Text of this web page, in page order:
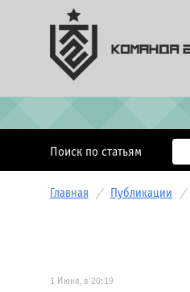
Поиск по статьям
Главная / Публикации /
1 Июня, в 20:19